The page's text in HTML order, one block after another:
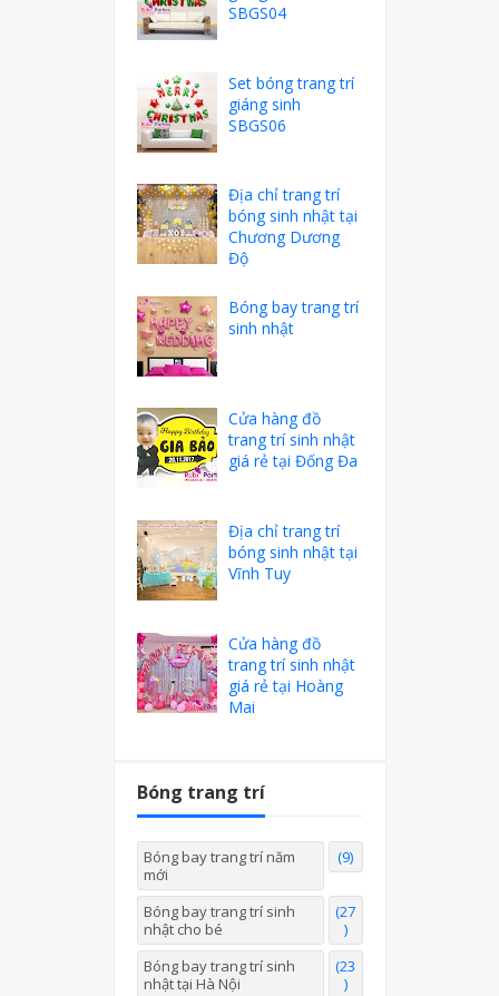
SBGS04
Set bóng trang trí
giáng sinh
SBGS06
Địa chỉ trang trí
bóng sinh nhật tại
Chương Dương
Độ
Bóng bay trang trí
sinh nhật
Cửa hàng đồ
trang trí sinh nhật
giá rẻ tại Đống Đa
Địa chỉ trang trí
bóng sinh nhật tại
Vĩnh Tuy
Cửa hàng đồ
trang trí sinh nhật
giá rẻ tại Hoàng
Mai
Bóng trang trí
Bóng bay trang trí năm
mới
(9)
Bóng bay trang trí sinh
nhật cho bé
(27
)
Bóng bay trang trí sinh
nhật tại Hà Nội
(23
)